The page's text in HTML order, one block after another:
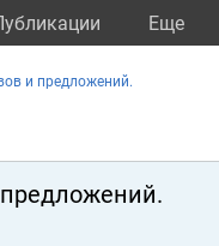
Eще
и предложений.